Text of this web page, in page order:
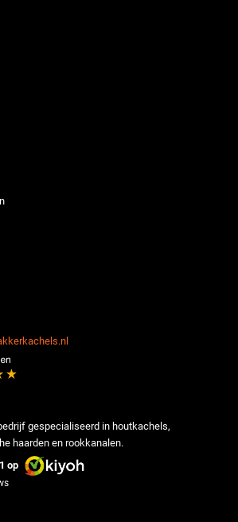
gespecialiseerd in houtkachels,
haarden en rookkanalen.
op